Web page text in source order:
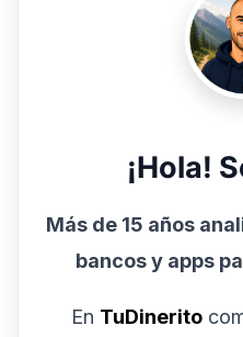
¡Hola!
Más de 15 años
bancos y apps
En TuDinerito